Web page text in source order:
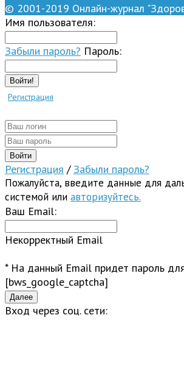
© 2001-2019 Онлайн-журнал
Имя пользователя:
Забыли пароль? Пароль:
Войти!
Регистрация
Регистрация / Забыли пароль?
Пожалуйста, введите данные для
системой или авторизуйтесь.
Ваш Email:
Некорректный Email
* На данный Email придет пароль
[bws_google_captcha]
Вход через соц. сети: